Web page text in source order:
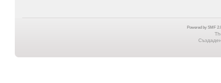
Powered by SMF